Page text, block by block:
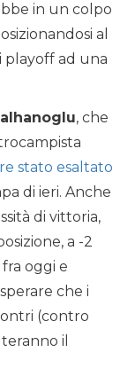
in un colpo
al
playoff ad una
, che
stato esaltato
di ieri. Anche
di vittoria,
a -2
oggi e
che i
(contro
il